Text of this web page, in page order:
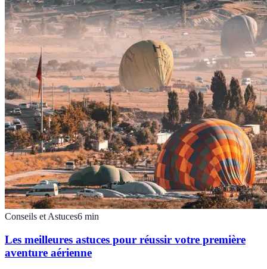
Conseils et Astuces6 min
Les meilleures astuces pour réussir votre première
aventure aérienne